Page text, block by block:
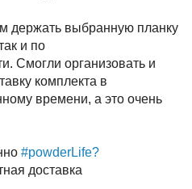
держать выбранную планку
и по
Смогли организовать и
комплекта в
времени, а это очень
#powderLife?